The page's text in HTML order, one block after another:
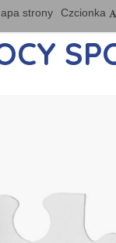
strony Czcionka